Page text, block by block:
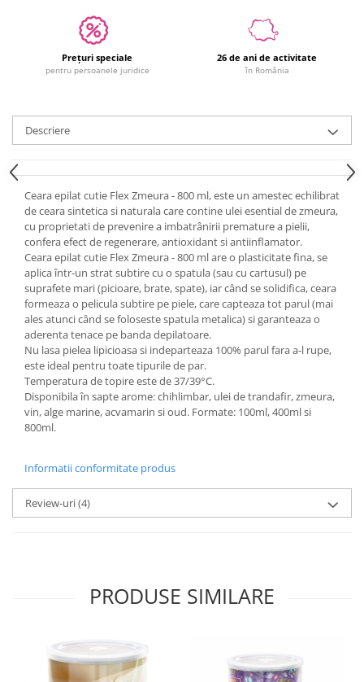
Prețuri speciale
pentru persoanele juridice
26 de ani de activitate
în România
Descriere
Ceara epilat cutie Flex Zmeura - 800 ml, este un amestec echilibrat
de ceara sintetica si naturala care contine ulei esential de zmeura,
cu proprietati de prevenire a imbatrânirii premature a pielii,
confera efect de regenerare, antioxidant si antiinflamator.
Ceara epilat cutie Flex Zmeura - 800 ml are o plasticitate fina, se
aplica într-un strat subtire cu o spatula (sau cu cartusul) pe
suprafete mari (picioare, brate, spate), iar când se solidifica, ceara
formeaza o pelicula subtire pe piele, care capteaza tot parul (mai
ales atunci când se foloseste spatula metalica) si garanteaza o
aderenta tenace pe banda depilatoare.
Nu lasa pielea lipicioasa si indeparteaza 100% parul fara a-l rupe,
este ideal pentru toate tipurile de par.
Temperatura de topire este de 37/39°C.
Disponibila în sapte arome: chihlimbar, ulei de trandafir, zmeura,
vin, alge marine, acvamarin si oud. Formate: 100ml, 400ml si
800ml.
Informatii conformitate produs
Review-uri(4)
PRODUSE SIMILARE